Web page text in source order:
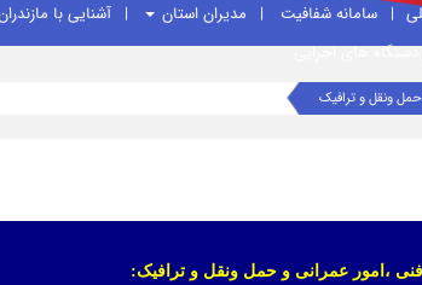
سامانه شفافیت مدیران استان آشنایی با
های اجرایی
حمل ونقل و ترافیک
،امور عمرانی و حمل ونقل و ترافیک: